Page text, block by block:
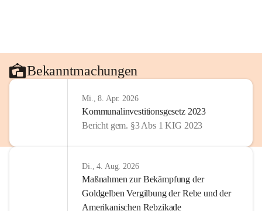
Bekanntmachungen
Mi., 8. Apr. 2026
Kommunalinvestitionsgesetz 2023
Bericht gem. §3 Abs 1 KIG 2023
Di., 4. Aug. 2026
Maßnahmen zur Bekämpfung der
Goldgelben Vergilbung der Rebe und der
Amerikanischen Rebzikade